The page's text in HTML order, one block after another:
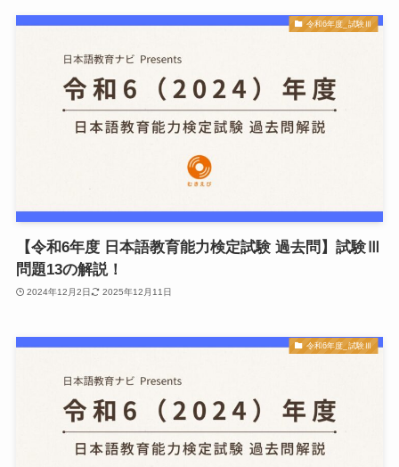
令和6年度_試験Ⅲ
【令和6年度 日本語教育能力検定試験 過去問】試験Ⅲ
問題13の解説！
2024年12月2日 2025年12月11日
令和6年度_試験Ⅲ